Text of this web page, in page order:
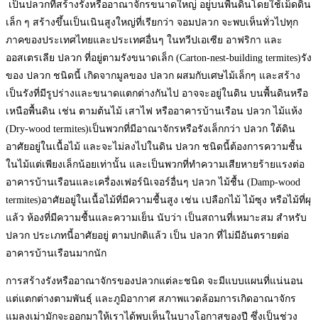
เป็นปลวกที่สร้างรังหรืออาณาจักรขนาดใหญ่ อยู่บนพื้นดินโดยใช้เม็ดดิน
เล็ก ๆ สร้างขึ้นเป็นเนินสูงใหญ่ที่เรียกว่า จอมปลวก จะพบเห็นทั่วไปทุก
ภาคของประเทศไทยและประเทศอื่นๆ ในทวีปเอเซีย อาฟริกา และ
ออสเตรเลีย ปลวก ที่อยู่ตามรังขนาดเล็ก (Carton-nest-building termites)รัง
ของ ปลวก ชนิดนี้ เกิดจากมูลของ ปลวก ผสมกับเศษไม้เล็กๆ และสร้าง
เป็นรังที่มีรูปร่างและขนาดแตกต่างกันไป อาจจะอยู่ในดิน บนพื้นดินหรือ
เหนือพื้นดิน เช่น ตามต้นไม้ เสาไฟ หรืออาคารบ้านเรือน ปลวก ไม้แห้ง
(Dry-wood termites)เป็นพวกที่มีอาณาจักรหรือรังเล็กกว่า ปลวก ใต้ดิน
อาศัยอยู่ในเนื้อไม้ และจะไม่ลงไปในดิน ปลวก ชนิดนี้ต้องการความชื้น
ในไม้แต่เพียงเล็กน้อยเท่านั้น และเป็นพวกที่ทำความเสียหายร้ายแรงต่อ
อาคารบ้านเรือนและเครื่องเฟอร์นิเจอร์อื่นๆ ปลวก ไม้ชื้น (Damp-wood
termites)อาศัยอยู่ในเนื้อไม้ที่มีความชื้นสูง เช่น เปลือกไม้ ไม้ซุง หรือไม้ที่ผุ
แล้ว ห้องที่มีความชื้นและความเย็น นับว่า เป็นสถานที่เหมาะสม สำหรับ
ปลวก ประเภทนี้อาศัยอยู่ ตามปกติแล้ว เป็น ปลวก ที่ไม่มีอันตรายต่อ
อาคารบ้านเรือนมากนัก
การสร้างรังหรืออาณาจักรของปลวกแต่ละชนิด จะมีแบบแผนที่แน่นอน
แต่แตกต่างตามพันธุ์ และภูมิอากาศ สภาพแวดล้อมการเกิดอาณาจักร
แมลงเม่ามักจะออกมาให้เราได้พบเห็นในบางโอกาสของปี ซึ่งเป็นช่วง